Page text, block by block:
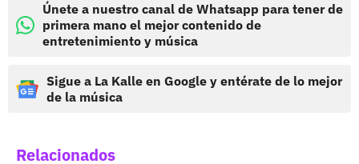
Únete a nuestro canal de Whatsapp para tener de
primera mano el mejor contenido de
entretenimiento y música
Sigue a La Kalle en Google y entérate de lo mejor
de la música
Relacionados